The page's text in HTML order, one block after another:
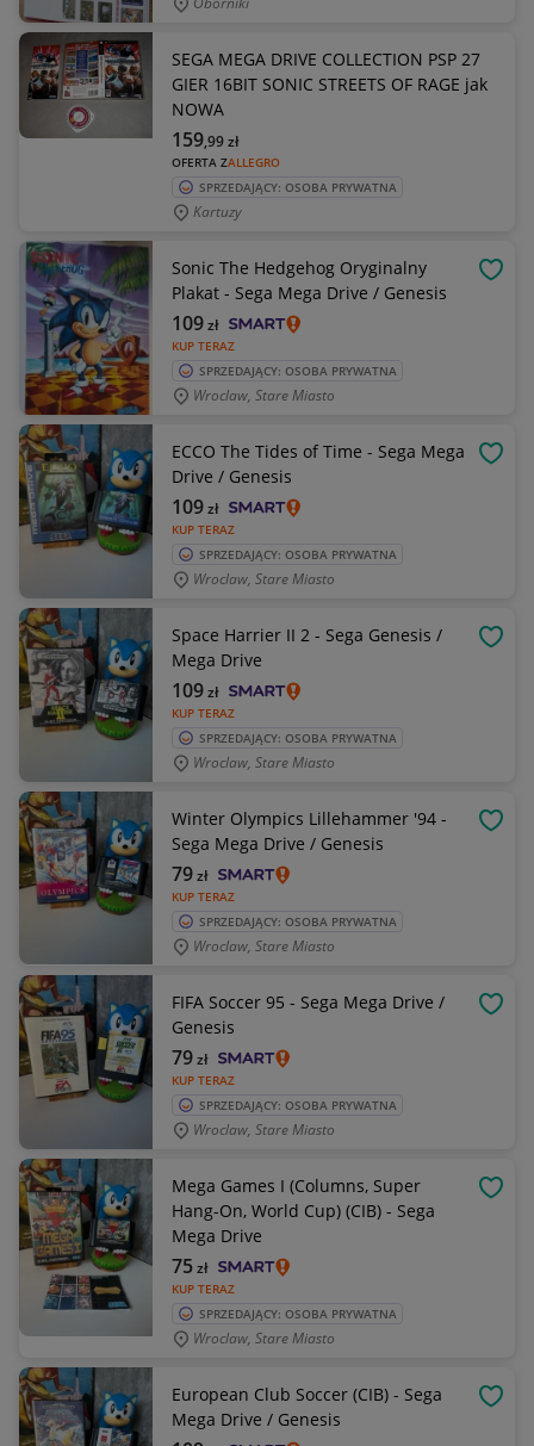
SEGA MEGA DRIVE COLLECTION PSP 27
GIER 16BIT SONIC STREETS OF RAGE jak
NOWA
OFERTA ZALLEGRO
159,99zł
SPRZEDAJĄCY: OSOBA PRYWATNA
Kartuzy
Sonic The Hedgehog Oryginalny
Plakat - Sega Mega Drive / Genesis
KUP TERAZ
109zł
SPRZEDAJĄCY: OSOBA PRYWATNA
Wroclaw, Stare Miasto
ECCO The Tides of Time - Sega Mega
Drive / Genesis
KUP TERAZ
109zł
SPRZEDAJĄCY: OSOBA PRYWATNA
Wroclaw, Stare Miasto
Space Harrier II 2 - Sega Genesis /
Mega Drive
KUP TERAZ
109zł
SPRZEDAJĄCY: OSOBA PRYWATNA
Wroclaw, Stare Miasto
Winter Olympics Lillehammer '94 -
Sega Mega Drive / Genesis
KUP TERAZ
79zł
SPRZEDAJĄCY: OSOBA PRYWATNA
Wroclaw, Stare Miasto
FIFA Soccer 95 - Sega Mega Drive /
Genesis
KUP TERAZ
79zł
SPRZEDAJĄCY: OSOBA PRYWATNA
Wroclaw, Stare Miasto
Mega Games I (Columns, Super
Hang-On, World Cup) (CIB) - Sega
Mega Drive
KUP TERAZ
75zł
SPRZEDAJĄCY: OSOBA PRYWATNA
Wroclaw, Stare Miasto
European Club Soccer (CIB) - Sega
Mega Drive / Genesis